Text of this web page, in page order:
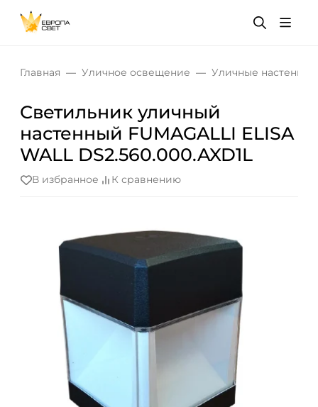
Главная Уличное освещение Уличные
Светильник уличный
настенный FUMAGALLI ELISA
WALL DS2.560.000.AXD1L
В избранное К сравнению